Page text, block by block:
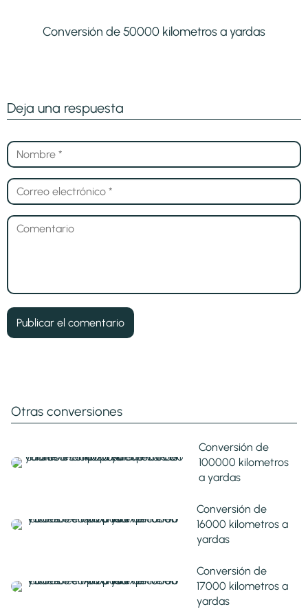
Conversión de 50000 kilometros a yardas
Deja una respuesta
Otras conversiones
Conversión de
100000 kilometros
a yardas
Conversión de
16000 kilometros a
yardas
Conversión de
17000 kilometros a
yardas